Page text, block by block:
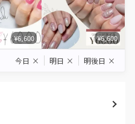
¥6,600 ¥6,600
今日 × 明日 × 明後日 ×